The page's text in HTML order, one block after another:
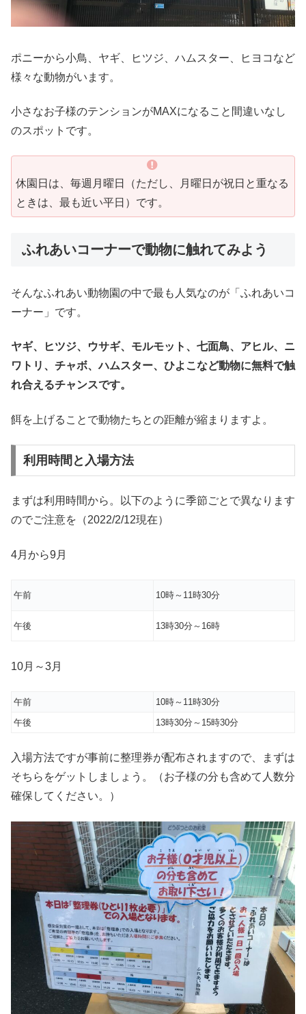
ポニーから小鳥、ヤギ、ヒツジ、ハムスター、ヒヨコなど
様々な動物がいます。
小さなお子様のテンションがMAXになること間違いなし
のスポットです。
休園日は、毎週月曜日（ただし、月曜日が祝日と重なる
ときは、最も近い平日）です。
ふれあいコーナーで動物に触れてみよう
そんなふれあい動物園の中で最も人気なのが「ふれあいコ
ーナー」です。
ヤギ、ヒツジ、ウサギ、モルモット、七面鳥、アヒル、ニ
ワトリ、チャボ、ハムスター、ひよこなど動物に無料で触
れ合えるチャンスです。
餌を上げることで動物たちとの距離が縮まりますよ。
利用時間と入場方法
まずは利用時間から。以下のように季節ごとで異なります
のでご注意を（2022/2/12現在）
4月から9月
午前 10時～11時30分
午後 13時30分～16時
10月～3月
午前
10時～11時30分
午後
13時30分～15時30分
入場方法ですが事前に整理券が配布されますので、まずは
そちらをゲットしましょう。（お子様の分も含めて人数分
確保してください。）